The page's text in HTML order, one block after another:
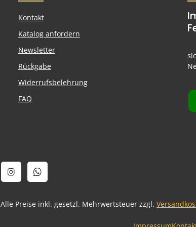
Kontakt
Katalog anfordern
Newsletter
Rückgabe
Widerrufsbelehrung
FAQ
Alle Preise inkl. gesetzl. Mehrwertsteuer zzgl.